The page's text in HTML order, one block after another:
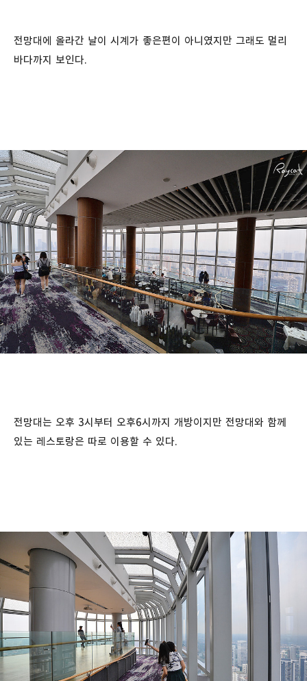
전망대에 올라간 날이 시계가 좋은편이 아니였지만 그래도 멀리
바다까지 보인다.
전망대는 오후 3시부터 오후6시까지 개방이지만 전망대와 함께
있는 레스토랑은 따로 이용할 수 있다.